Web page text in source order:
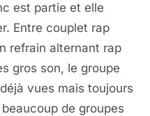
est partie et elle
Entre couplet rap
refrain alternant rap
gros son, le groupe
vues mais toujours
de groupes